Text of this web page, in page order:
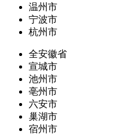
温州市
宁波市
杭州市
全安徽省
宣城市
池州市
亳州市
六安市
巢湖市
宿州市